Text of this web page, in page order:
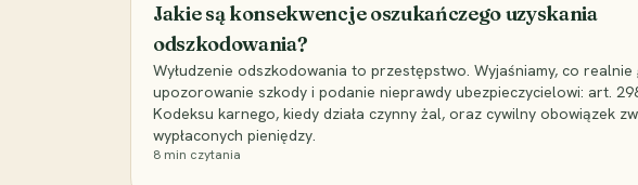
Jakie są konsekwencje oszukańczego uzyskania
odszkodowania?
Wyłudzenie odszkodowania to przestępstwo. Wyjaśniamy, co realnie
upozorowanie szkody i podanie nieprawdy ubezpieczycielowi: art.
Kodeksu karnego, kiedy działa czynny żal, oraz cywilny obowiązek
wypłaconych pieniędzy.
8 min czytania